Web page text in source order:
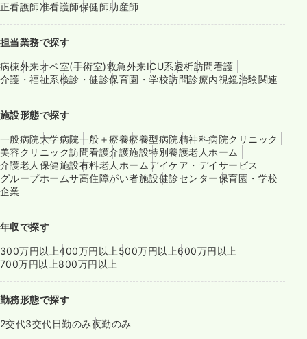
正看護師准看護師保健師助産師
担当業務で探す
病棟外来オペ室(手術室)救急外来ICU系透析訪問看護
介護・福祉系検診・健診保育園・学校訪問診療内視鏡治験関連
施設形態で探す
一般病院大学病院一般＋療養療養型病院精神科病院クリニック
美容クリニック訪問看護介護施設特別養護老人ホーム
介護老人保健施設有料老人ホームデイケア・デイサービス
グループホームサ高住障がい者施設健診センター保育園・学校
企業
年収で探す
300万円以上400万円以上 500万円以上600万円以上
700万円以上800万円以上
勤務形態で探す
2交代3交代日勤のみ夜勤のみ